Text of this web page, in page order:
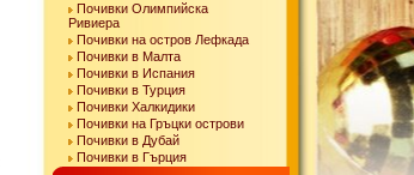
Почивки Олимпийска
Ривиера
Почивки на остров Лефкада
Почивки в Малта
Почивки в Испания
Почивки в Турция
Почивки Халкидики
Почивки на Гръцки острови
Почивки в Дубай
Почивки в Гърция